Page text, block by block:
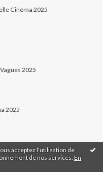
acceptez l'utilisation de
de nos services. En
Cinéma 2025
2025
2025